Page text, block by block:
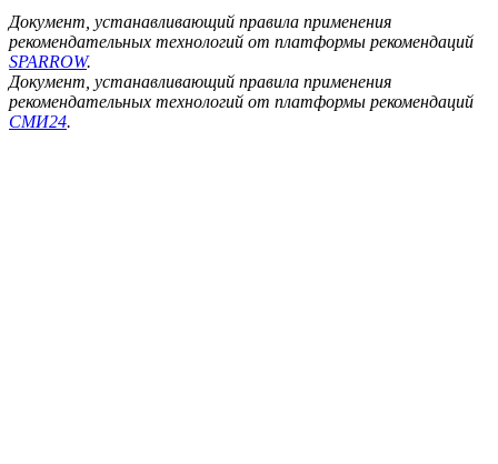
Документ, устанавливающий правила применения
рекомендательных технологий от платформы рекомендаций
SPARROW.
Документ, устанавливающий правила применения
рекомендательных технологий от платформы рекомендаций
СМИ24.